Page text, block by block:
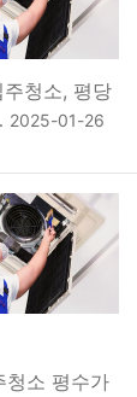
청소, 평당
2025-01-26
청소 평수가